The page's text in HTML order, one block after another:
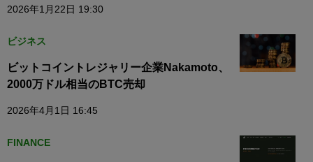
2026年1月22日 19:30
ビジネス
ビットコイントレジャリー企業Nakamoto、
2000万ドル相当のBTC売却
2026年4月1日 16:45
FINANCE